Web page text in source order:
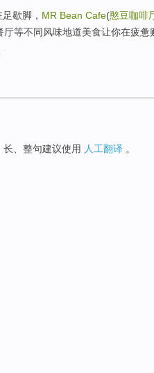
歇脚， MR Bean Cafe(憨豆咖啡
等不同风味地道美食让你在疲惫
、整句建议使用 人工翻译 。